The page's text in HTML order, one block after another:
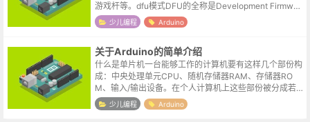
游戏杆等。dfu模式DFU的全称是Development Firmwar
eUpgrade，实际意思就是设备固...
少儿编程 Arduino
关于Arduino的简单介绍
什么是单片机一台能够工作的计算机要有这样几个部份构
成：中央处理单元CPU、随机存储器RAM、存储器RO
M、输入/输出设备。在个人计算机上这些部份被分成若
干块芯片，安装在一个被称之为主板的印刷线路板上。而
在单片机中，这些部份全部被做到一...
少儿编程 Arduino